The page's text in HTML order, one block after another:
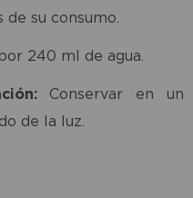
su consumo.
240 ml de agua.
Conservar en un
de la luz.